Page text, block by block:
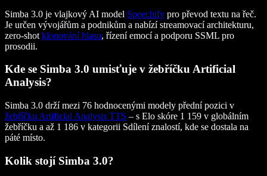
Simba 3.0 je vlajkový AI model Speechify pro převod textu na řeč.
Je určen vývojářům a podnikům a nabízí streamovací architekturu,
zero-shot klonování hlasu, řízení emocí a podporu SSML pro
prosodii.
Kde se Simba 3.0 umisťuje v žebříčku Artificial
Analysis?
Simba 3.0 drží mezi 76 hodnocenými modely přední pozici v
žebříčku Artificial Analysis TTS – s Elo skóre 1 159 v globálním
žebříčku a až 1 186 v kategorii Sdílení znalostí, kde se dostala na
páté místo.
Kolik stojí Simba 3.0?